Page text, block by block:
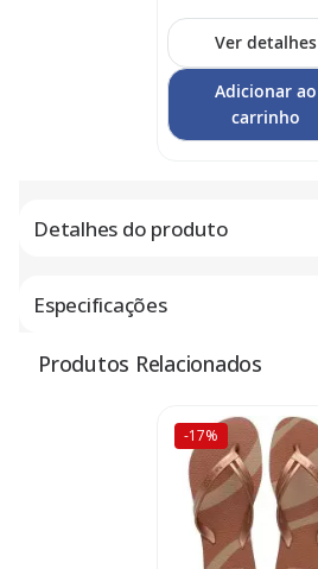
Ver detalhes
Adicionar ao
carrinho
Detalhes do produto
Especificações
Produtos Relacionados
-17%